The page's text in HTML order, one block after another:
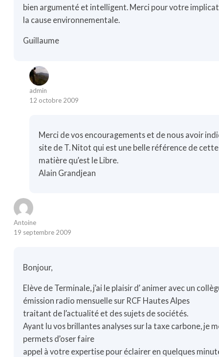
bien argumenté et intelligent. Merci pour votre
la cause environnementale.
Guillaume
admin
12 octobre 2009
Merci de vos encouragements et de nous avoir
site de T. Nitot qui est une belle référence de
matière qu’est le Libre.
Alain Grandjean
Antoine
19 septembre 2009
Bonjour,
Elève de Terminale, j’ai le plaisir d’ animer avec un
émission radio mensuelle sur RCF Hautes Alpes
traitant de l’actualité et des sujets de sociétés.
Ayant lu vos brillantes analyses sur la taxe carbone, je
permets d’oser faire
appel à votre expertise pour éclairer en quelques